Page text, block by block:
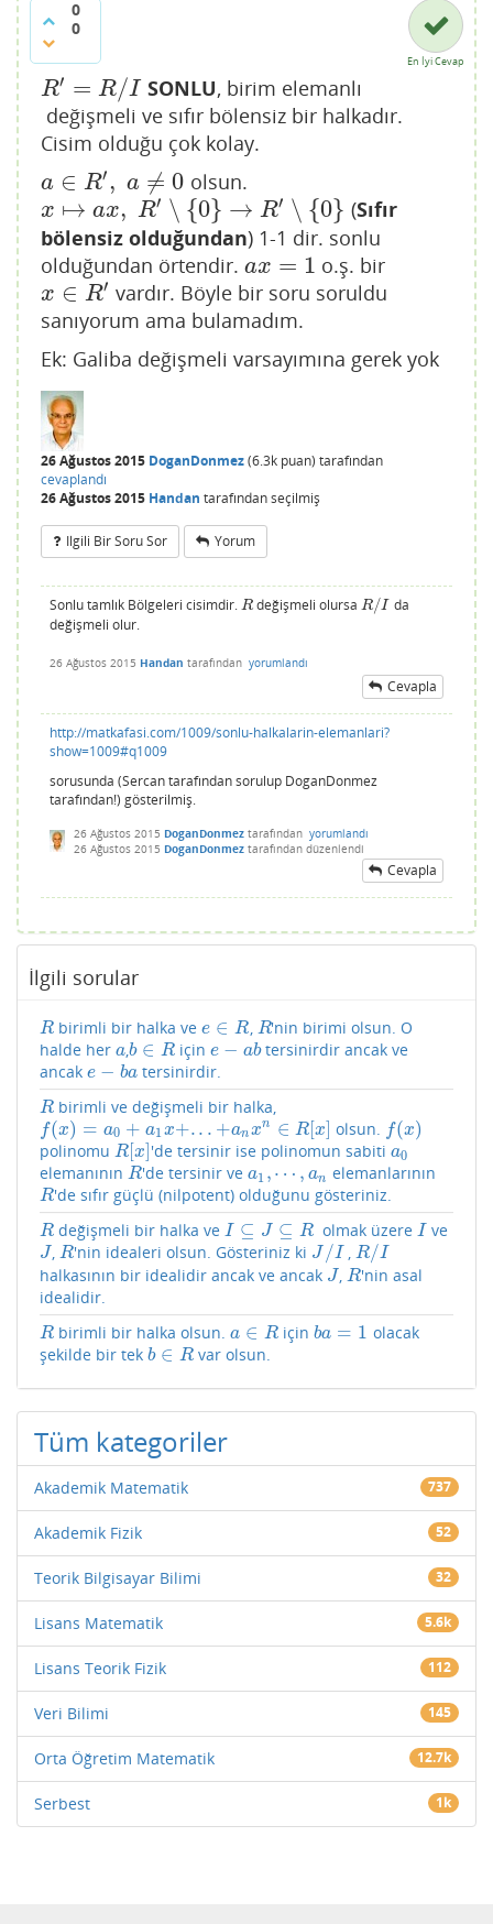
0
0
En İyi Cevap
R′ = R/I
R′= R/I SONLU, birim elemanlı
değişmeli ve sıfır bölensiz bir halkadır.
Cisim olduğu çok kolay.
a ∈ R′, a ≠ 0
a∈R ′, a≠ 0 olsun.
x ↦ ax, R′ ∖ {0} → R′ ∖ {0}
x↦ax R′∖ 0}→R ′∖{0} (Sıfır
bölensiz olduğundan) 1-1 dir. sonlu
olduğundan örtendir. ax = 1
ax= 1 o.ş. bir
x ∈ R′
x∈R
vardır. Böyle bir soru soruldu
sanıyorum ama bulamadım.
Ek: Galiba değişmeli varsayımına gerek yok
26 Ağustos 2015 DoganDonmez(6.3k puan) tarafından
cevaplandı
26 Ağustos 2015 Handan tarafındanseçilmiş
Ilgili Bir Soru Sor Yorum
Sonlu tamlık Bölgeleri cisimdir. R
R değişmeli olursaR/I
R/I
da
değişmeli olur.
26 Ağustos 2015 Handan tarafından yorumlandı
Cevapla
http://matkafasi.com/1009/sonlu-halkalarin-elemanlari?
show=1009#q1009
sorusunda (Sercan tarafından sorulup DoganDonmez
tarafından!) gösterilmiş.
26 Ağustos 2015 DoganDonmez tarafından yorumlandı
26 Ağustos 2015 DoganDonmez tarafından düzenlendi
Cevapla
İlgili sorular
R
R birimli bir halka ve e ∈ R
e∈R R
R 'nin birimi olsun. O
halde her a
a,b ∈ R
b ∈R için e − ab
e−ab
tersinirdir ancak ve
ancak e − ba
e −b a tersinirdir.
R
R birimli ve değişmeli bir halka,
f(x) = a0 + a1x+.. . +anxn ∈ R[x]
f(x)=a 0+ a1x +.. +a nxn∈ R [x] olsun. f(x)
f(x)
polinomu R[x]
R[ x] 'de tersinir ise polinomun sabitia0
a0
elemanının R
R 'de tersinir ve a1 ,⋯ , an
a1 ,⋯ , a n elemanlarının
R
R 'de sıfır güçlü (nilpotent) olduğunu gösteriniz.
R
R değişmeli bir halka ve I ⊆ J ⊆ R
I⊆J⊆ R ​ olmak üzereI
I ve
J
J ,R
R 'nin idealeri olsun. Gösteriniz ki J /I
J/I ,R/I
R/I
halkasının bir idealidir ancak ve ancak J
J R
R 'nin asal
idealidir.
R
R birimli bir halka olsun. a ∈ R
a∈R içinba = 1
ba =1
olacak
şekilde bir tek b ∈ R
b ∈R var olsun.
Tüm kategoriler
Akademik Matematik 737
Akademik Fizik 52
Teorik Bilgisayar Bilimi 32
Lisans Matematik 5.6k
Lisans Teorik Fizik 112
Veri Bilimi 145
Orta Öğretim Matematik 12.7k
Serbest 1k